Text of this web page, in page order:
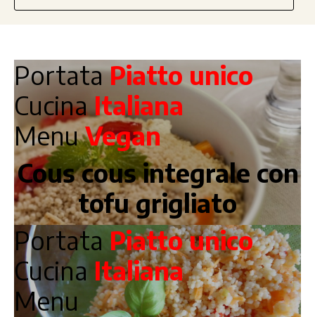
PortataPiatto unico
CucinaItaliana
MenuVegan
Cous cous integrale con
tofu grigliato
Portata Piatto unico
Cucina Italiana
Menu